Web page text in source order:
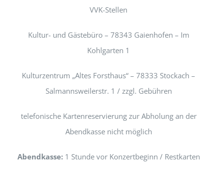
VVK-Stellen
Kultur- und Gästebüro – 78343 Gaienhofen – Im
Kohlgarten 1
Kulturzentrum „Altes Forsthaus“ – 78333 Stockach –
Salmannsweilerstr. 1 / zzgl. Gebühren
telefonische Kartenreservierung zur Abholung an der
Abendkasse nicht möglich
Abendkasse: 1 Stunde vor Konzertbeginn / Restkarten